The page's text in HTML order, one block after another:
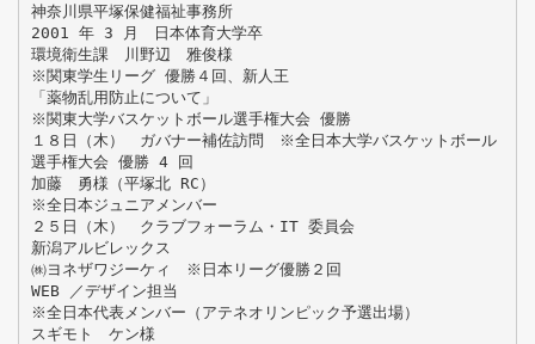
神奈川県平塚保健福祉事務所
2001 年 3 月 日本体育大学卒
環境衛生課 川野辺 雅俊様
※関東学生リーグ 優勝４回、新人王
「薬物乱用防止について」
※関東大学バスケットボール選手権大会 優勝
１８日（木） ガバナー補佐訪問 ※全日本大学バスケットボール
選手権大会 優勝 4 回
加藤 勇様（平塚北 RC）
※全日本ジュニアメンバー
２５日（木） クラブフォーラム・IT 委員会
新潟アルビレックス
㈱ヨネザワジーケィ ※日本リーグ優勝２回
WEB ／デザイン担当
※全日本代表メンバー（アテネオリンピック予選出場）
スギモト ケン様